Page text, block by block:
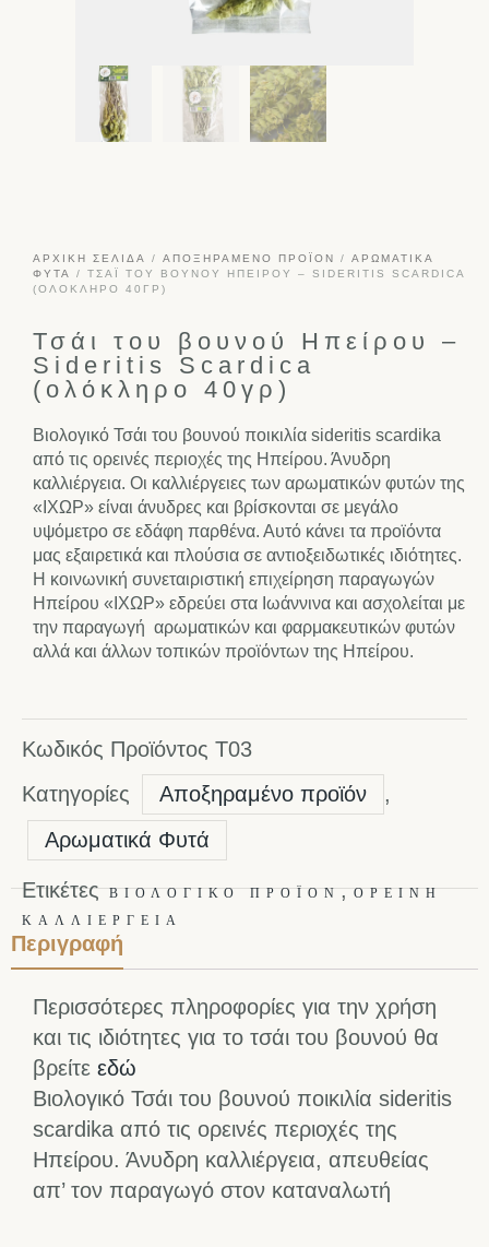
ΑΡΧΙΚΉ ΣΕΛΊΔΑ / ΑΠΟΞΗΡΑΜΈΝΟ ΠΡΟΪΌΝ / ΑΡΩΜΑΤΙΚΆ
ΦΥΤΆ
/ ΤΣΆΙ ΤΟΥ ΒΟΥΝΟΎ ΗΠΕΊΡΟΥ – SIDERITIS SCARDICA
(ΟΛΌΚΛΗΡΟ 40ΓΡ)
Τσάι του βουνού Ηπείρου –
Sideritis Scardica
(ολόκληρο 40γρ)
Βιολογικό Τσάι του βουνού ποικιλία sideritis scardika
από τις ορεινές περιοχές της Ηπείρου. Άνυδρη
καλλιέργεια. Οι καλλιέργειες των αρωματικών φυτών της
«ΙΧΩΡ» είναι άνυδρες και βρίσκονται σε μεγάλο
υψόμετρο σε εδάφη παρθένα. Αυτό κάνει τα προϊόντα
μας εξαιρετικά και πλούσια σε αντιοξειδωτικές ιδιότητες.
Η κοινωνική συνεταιριστική επιχείρηση παραγωγών
Ηπείρου «ΙΧΩΡ» εδρεύει στα Ιωάννινα και ασχολείται με
την παραγωγή αρωματικών και φαρμακευτικών φυτών
αλλά και άλλων τοπικών προϊόντων της Ηπείρου.
Κωδικός Προϊόντος T03
Κατηγορίες
Αποξηραμένο προϊόν
,
Αρωματικά Φυτά
Ετικέτες ΒΙΟΛΟΓΙΚΌ ΠΡΟΪΌΝ,ΟΡΕΙΝΉ
ΚΑΛΛΙΈΡΓΕΙΑ
Περιγραφή
Περισσότερες πληροφορίες για την χρήση
και τις ιδιότητες για το τσάι του βουνού θα
βρείτε εδώ
Βιολογικό Τσάι του βουνού ποικιλία sideritis
scardika από τις ορεινές περιοχές της
Ηπείρου. Άνυδρη καλλιέργεια, απευθείας
απ’ τον παραγωγό στον καταναλωτή